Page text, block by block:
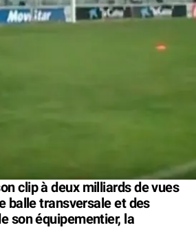
clip à deux milliards de vues
balle transversale et des
son équipementier, la